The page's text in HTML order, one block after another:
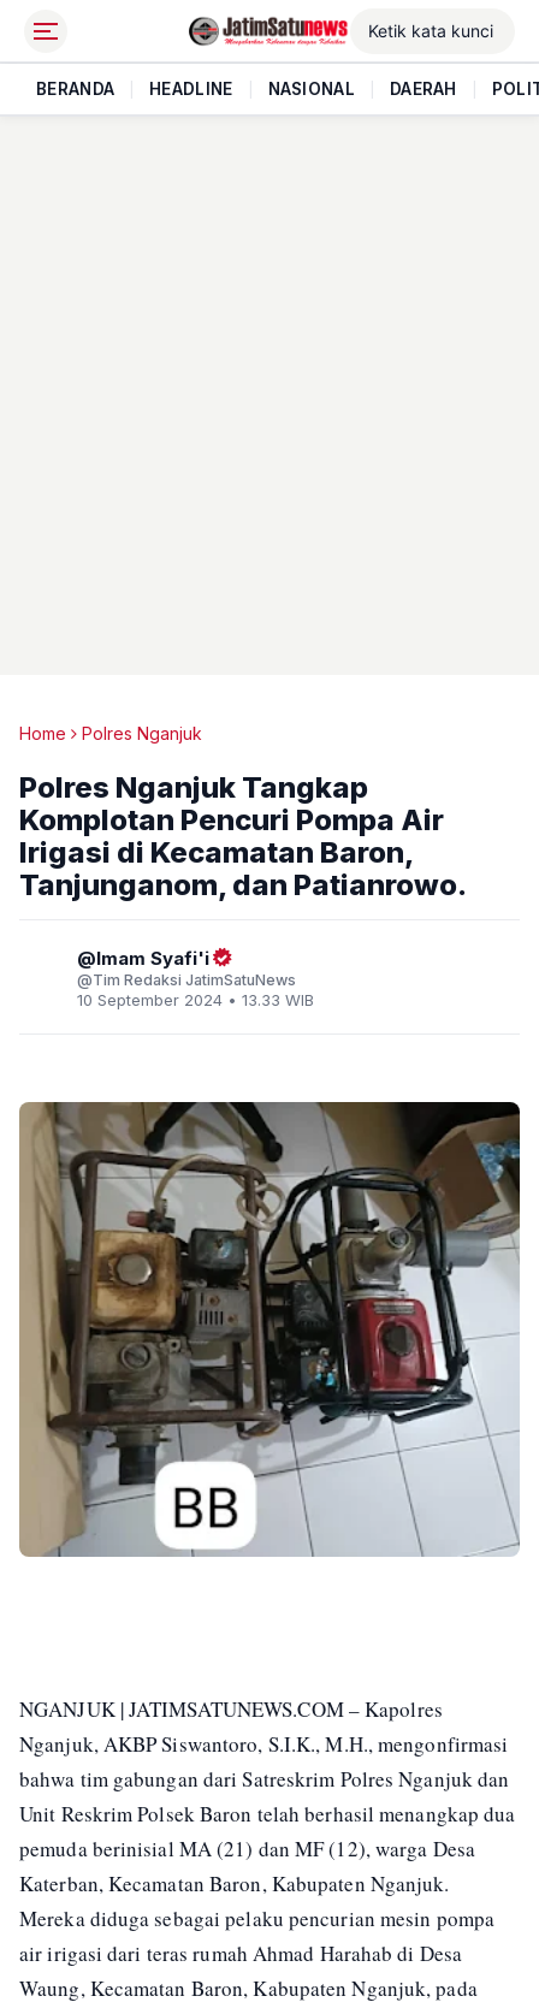
BERANDA HEADLINE NASIONAL DAERAH
Home Polres Nganjuk
Polres Nganjuk Tangkap
Komplotan Pencuri Pompa Air
Irigasi di Kecamatan Baron,
Tanjunganom, dan Patianrowo.
Imam Syafi'i
Tim Redaksi JatimSatuNews
10 September 2024 • 13.33 WIB
NGANJUK | JATIMSATUNEWS.COM – Kapolres
Nganjuk, AKBP Siswantoro, S.I.K., M.H., mengonfirmasi
bahwa tim gabungan dari Satreskrim Polres Nganjuk dan
Unit Reskrim Polsek Baron telah berhasil menangkap dua
pemuda berinisial MA (21) dan MF (12), warga Desa
Katerban, Kecamatan Baron, Kabupaten Nganjuk.
Mereka diduga sebagai pelaku pencurian mesin pompa
air irigasi dari teras rumah Ahmad Harahab di Desa
Waung, Kecamatan Baron, Kabupaten Nganjuk, pada